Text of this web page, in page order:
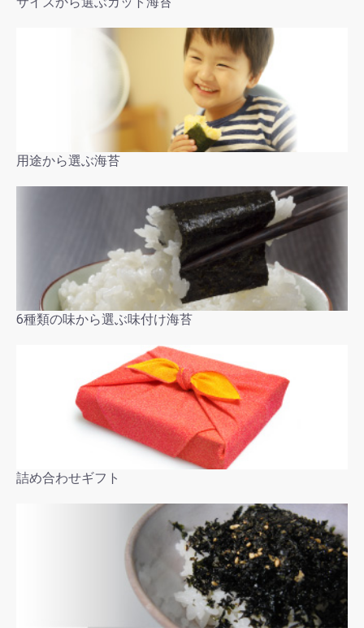
用途から選ぶ海苔
6種類の味から選ぶ味付け海苔
詰め合わせギフト